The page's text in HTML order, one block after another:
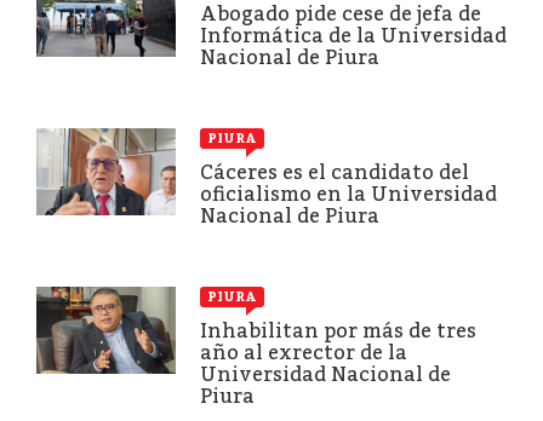
Abogado pide cese de jefa de
Informática de la Universidad
Nacional de Piura
PIURA
Cáceres es el candidato del
oficialismo en la Universidad
Nacional de Piura
PIURA
Inhabilitan por más de tres
año al exrector de la
Universidad Nacional de
Piura